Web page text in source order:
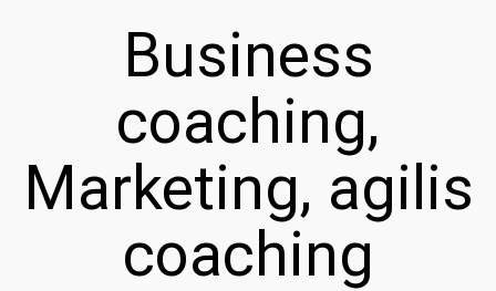
Business
coaching,
Marketing, agilis
coaching